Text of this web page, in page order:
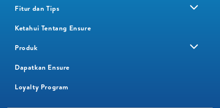
Fitur dan Tips
Ketahui Tentang Ensure
Produk
Dapatkan Ensure
Loyalty Program​